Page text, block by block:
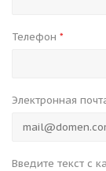
Телефон *
Электронная
Введите текст с